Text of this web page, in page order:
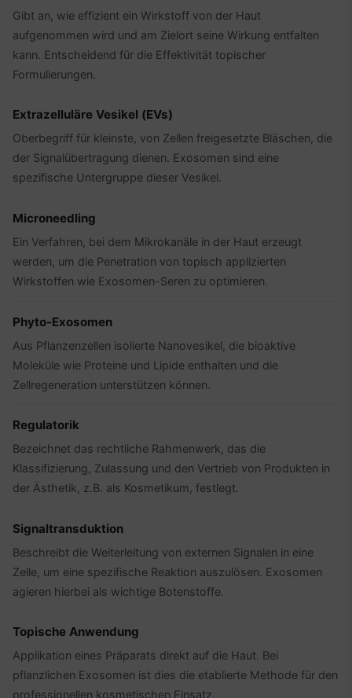
Gibt an, wie effizient ein Wirkstoff von der Haut
aufgenommen wird und am Zielort seine Wirkung entfalten
kann. Entscheidend für die Effektivität topischer
Formulierungen.
Extrazelluläre Vesikel (EVs)
Oberbegriff für kleinste, von Zellen freigesetzte Bläschen, die
der Signalübertragung dienen. Exosomen sind eine
spezifische Untergruppe dieser Vesikel.
Microneedling
Ein Verfahren, bei dem Mikrokanäle in der Haut erzeugt
werden, um die Penetration von topisch applizierten
Wirkstoffen wie Exosomen-Seren zu optimieren.
Phyto-Exosomen
Aus Pflanzenzellen isolierte Nanovesikel, die bioaktive
Moleküle wie Proteine und Lipide enthalten und die
Zellregeneration unterstützen können.
Regulatorik
Bezeichnet das rechtliche Rahmenwerk, das die
Klassifizierung, Zulassung und den Vertrieb von Produkten in
der Ästhetik, z.B. als Kosmetikum, festlegt.
Signaltransduktion
Beschreibt die Weiterleitung von externen Signalen in eine
Zelle, um eine spezifische Reaktion auszulösen. Exosomen
agieren hierbei als wichtige Botenstoffe.
Topische Anwendung
Applikation eines Präparats direkt auf die Haut. Bei
pflanzlichen Exosomen ist dies die etablierte Methode für den
professionellen kosmetischen Einsatz.